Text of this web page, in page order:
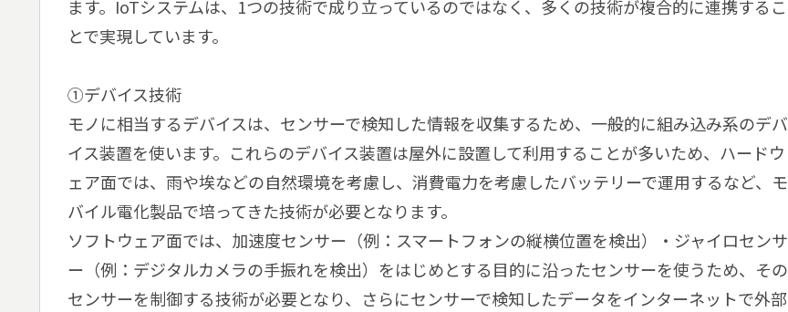
ます。IoTシステムは、1つの技術で成り立っているのではなく、多くの技術が複合的に連携するこ
とで実現しています。
①デバイス技術
モノに相当するデバイスは、センサーで検知した情報を収集するため、一般的に組み込み系のデバ
イス装置を使います。これらのデバイス装置は屋外に設置して利用することが多いため、ハードウ
ェア面では、雨や埃などの自然環境を考慮し、消費電力を考慮したバッテリーで運用するなど、モ
バイル電化製品で培ってきた技術が必要となります。
ソフトウェア面では、加速度センサー（例：スマートフォンの縦横位置を検出）・ジャイロセンサ
ー（例：デジタルカメラの手振れを検出）をはじめとする目的に沿ったセンサーを使うため、その
センサーを制御する技術が必要となり、さらにセンサーで検知したデータをインターネットで外部